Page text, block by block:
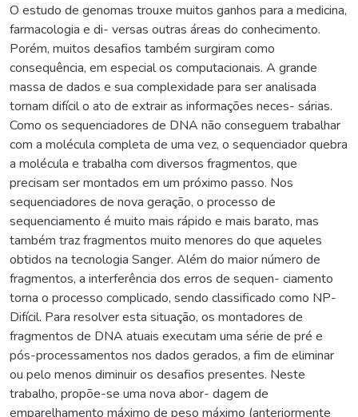
O estudo de genomas trouxe muitos ganhos para a medicina,
farmacologia e di- versas outras áreas do conhecimento.
Porém, muitos desafios também surgiram como
consequência, em especial os computacionais. A grande
massa de dados e sua complexidade para ser analisada
tornam difícil o ato de extrair as informações neces- sárias.
Como os sequenciadores de DNA não conseguem trabalhar
com a molécula completa de uma vez, o sequenciador quebra
a molécula e trabalha com diversos fragmentos, que
precisam ser montados em um próximo passo. Nos
sequenciadores de nova geração, o processo de
sequenciamento é muito mais rápido e mais barato, mas
também traz fragmentos muito menores do que aqueles
obtidos na tecnologia Sanger. Além do maior número de
fragmentos, a interferência dos erros de sequen- ciamento
torna o processo complicado, sendo classificado como NP-
Difícil. Para resolver esta situação, os montadores de
fragmentos de DNA atuais executam uma série de pré e
pós-processamentos nos dados gerados, a fim de eliminar
ou pelo menos diminuir os desafios presentes. Neste
trabalho, propõe-se uma nova abor- dagem de
emparelhamento máximo de peso máximo (anteriormente